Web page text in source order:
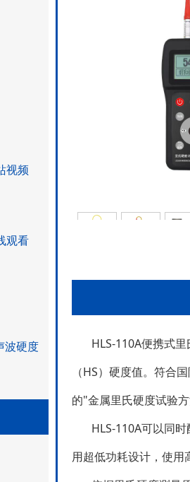
视频
观看
波硬度
HLS-110A便携式里
（HS）硬度值。
的"金属里氏硬度试验
HLS-110A可以同时配
用超低功耗设计，